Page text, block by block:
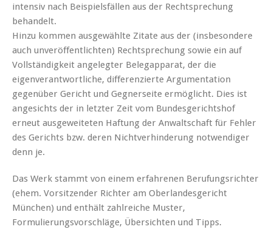
intensiv nach Beispielsfällen aus der Rechtsprechung
behandelt.
Hinzu kommen ausgewählte Zitate aus der (insbesondere
auch unveröffentlichten) Rechtsprechung sowie ein auf
Vollständigkeit angelegter Belegapparat, der die
eigenverantwortliche, differenzierte Argumentation
gegenüber Gericht und Gegnerseite ermöglicht. Dies ist
angesichts der in letzter Zeit vom Bundesgerichtshof
erneut ausgeweiteten Haftung der Anwaltschaft für Fehler
des Gerichts bzw. deren Nichtverhinderung notwendiger
denn je.
Das Werk stammt von einem erfahrenen Berufungsrichter
(ehem. Vorsitzender Richter am Oberlandesgericht
München) und enthält zahlreiche Muster,
Formulierungsvorschläge, Übersichten und Tipps.